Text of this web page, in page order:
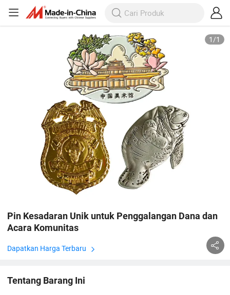
1/1
Pin Kesadaran Unik untuk Penggalangan Dana dan
Acara Komunitas
Dapatkan Harga Terbaru
Tentang Barang Ini